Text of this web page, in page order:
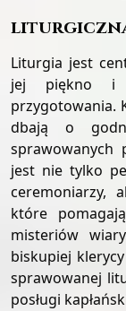
Liturgia jest
jej piękno i
przygotowania.
dbają o
sprawowanych
jest nie tylko
ceremoniarzy,
które
misteriów
biskupiej
sprawowanej
posługi